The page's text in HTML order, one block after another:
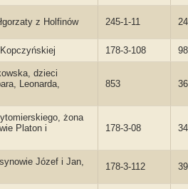
z Holfinów 245-1-11
178-3-108
dzieci
Leonarda,
853
żona
Platon i
178-3-08
Józef i Jan,
178-3-112